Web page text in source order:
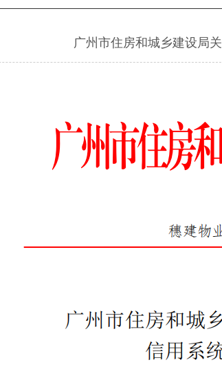
广州市住房和城乡建设局